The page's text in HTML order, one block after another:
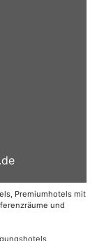
Premiumhotels mit
und